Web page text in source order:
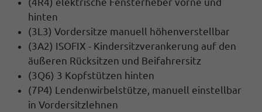
hinten
(3L3) Vordersitze manuell höhenverstellbar
(3A2) ISOFIX - Kindersitzverankerung auf den
äußeren Rücksitzen und Beifahrersitz
(3Q6) 3 Kopfstützen hinten
(7P4) Lendenwirbelstütze, manuell einstellbar
in Vordersitzlehnen